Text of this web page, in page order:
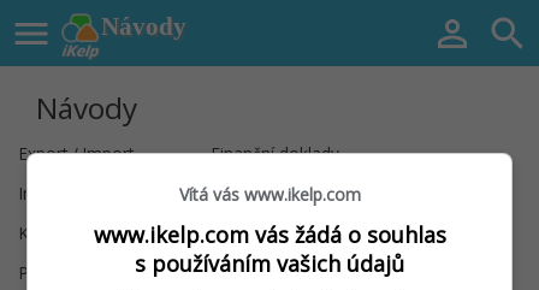
Návody
  
Návody
Export / Import
Finanční doklady
Instalace zařízení
Inventury
Kontakty
Nastavení
Prodej (dotyk.)
Prodej (kl.+myš)
Vítá vás www.ikelp.com
www.ikelp.com vás žádá o souhlas
s používáním vašich údajů